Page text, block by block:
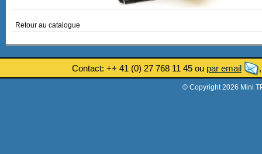
Retour au catalogue
Contact: ++ 41 (0) 27 768 11 45 ou par email
© Copyright 2026 Mini